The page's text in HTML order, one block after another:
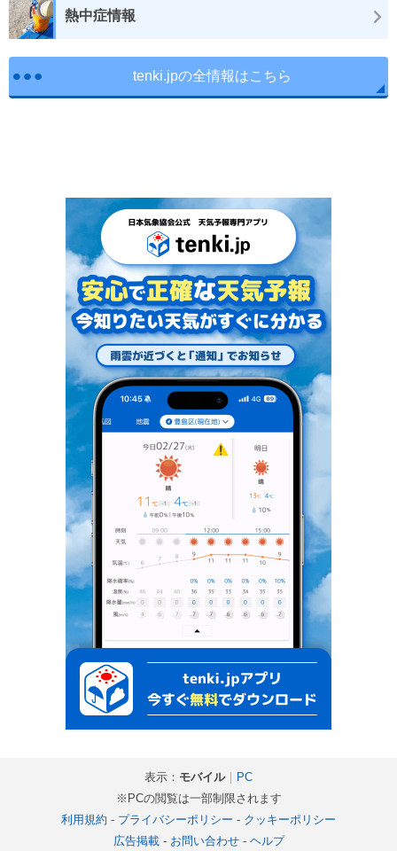
熱中症情報
tenki.jpの全情報はこちら
表示： モバイル｜ PC
※PCの閲覧は一部制限されます
利用規約 - プライバシーポリシー - クッキーポリシー
広告掲載- お問い合わせ- ヘルプ